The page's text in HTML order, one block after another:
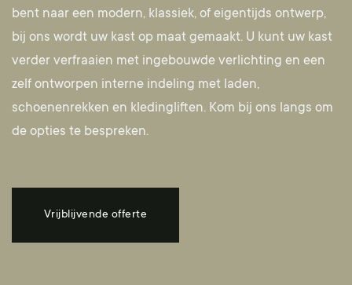
bent naar een modern, klassiek, of eigentijds ontwerp,
bij ons wordt uw kast op maat gemaakt. U kunt uw kast
verder verfraaien met ingebouwde verlichting en een
zelf ontworpen interne indeling met laden,
schoenenrekken en kledingliften. Kom bij ons langs om
de opties te bespreken.
Vrijblijvende offerte